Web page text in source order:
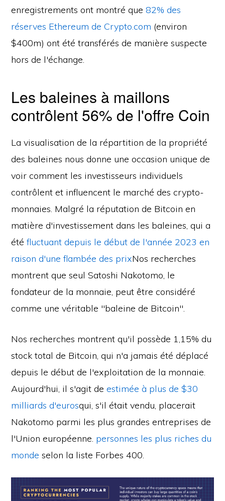
enregistrements ont montré que 82% des
réserves Ethereum de Crypto.com (environ
$400m) ont été transférés de manière suspecte
hors de l'échange.
Les baleines à maillons
contrôlent 56% de l'offre Coin
La visualisation de la répartition de la propriété
des baleines nous donne une occasion unique de
voir comment les investisseurs individuels
contrôlent et influencent le marché des crypto-
monnaies. Malgré la réputation de Bitcoin en
matière d'investissement dans les baleines, qui a
étéfluctuant depuis le début de l'année 2023 en
raison d'une flambée des prixNos recherches
montrent que seul Satoshi Nakotomo, le
fondateur de la monnaie, peut être considéré
comme une véritable "baleine de Bitcoin".
Nos recherches montrent qu'il possède 1,15% du
stock total de Bitcoin, qui n'a jamais été déplacé
depuis le début de l'exploitation de la monnaie.
Aujourd'hui, il s'agit deestimée à plus de $30
milliards d'eurosqui, s'il était vendu, placerait
Nakotomo parmi les plus grandes entreprises de
l'Union européenne. personnes les plus riches du
monde selon la liste Forbes 400.